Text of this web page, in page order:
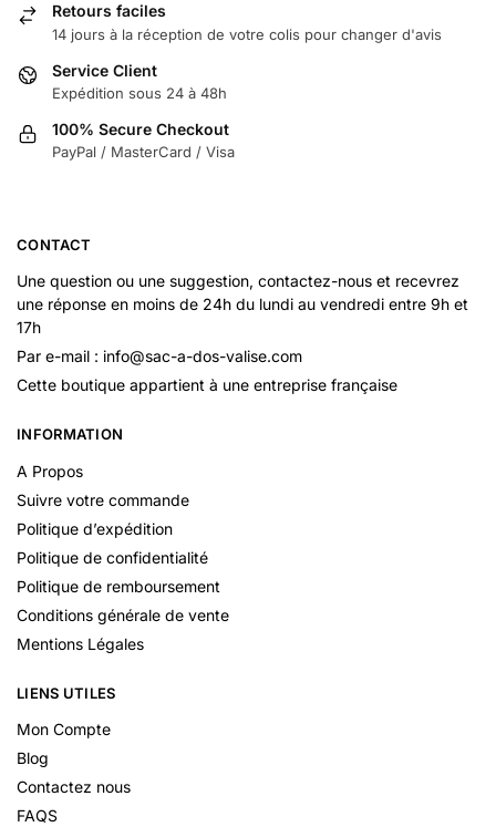
Retours faciles
14 jours à la réception de votre colis pour changer d'avis
Service Client
Expédition sous 24 à 48h
100% Secure Checkout
PayPal / MasterCard / Visa
CONTACT
Une question ou une suggestion, contactez-nous et recevrez
une réponse en moins de 24h du lundi au vendredi entre 9h et
17h
Par e-mail : info@sac-a-dos-valise.com
Cette boutique appartient à une entreprise française
INFORMATION
A Propos
Suivre votre commande
Politique d’expédition
Politique de confidentialité
Politique de remboursement
Conditions générale de vente
Mentions Légales
LIENS UTILES
Mon Compte
Blog
Contactez nous
FAQS